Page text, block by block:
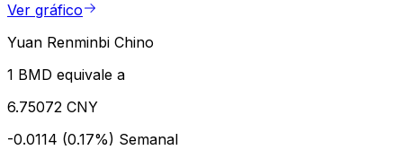
Ver gráfico
Yuan Renminbi Chino
1 BMD equivale a
6.75072 CNY
-0.0114 (0.17%) Semanal